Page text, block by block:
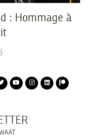
: Hommage à